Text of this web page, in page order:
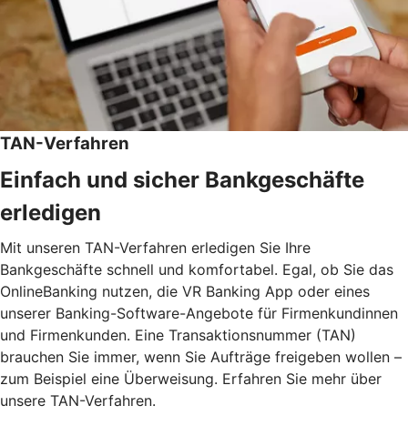
TAN-Verfahren
Einfach und sicher Bankgeschäfte
erledigen
Mit unseren TAN-Verfahren erledigen Sie Ihre
Bankgeschäfte schnell und komfortabel. Egal, ob Sie das
OnlineBanking nutzen, die VR Banking App oder eines
unserer Banking-Software-Angebote für Firmenkundinnen
und Firmenkunden. Eine Transaktionsnummer (TAN)
brauchen Sie immer, wenn Sie Aufträge freigeben wollen –
zum Beispiel eine Überweisung. Erfahren Sie mehr über
unsere TAN-Verfahren.